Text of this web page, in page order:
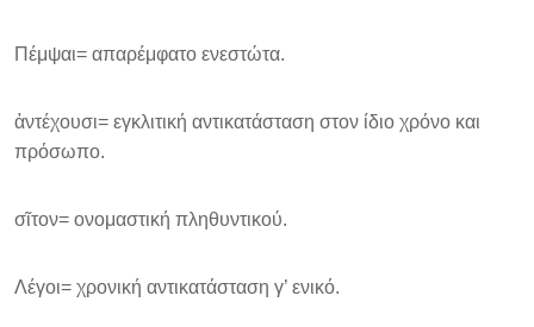
Πέμψαι= απαρέμφατο ενεστώτα.
ἀντέχουσι= εγκλιτική αντικατάσταση στον ίδιο χρόνο και
πρόσωπο.
σῖτον= ονομαστική πληθυντικού.
Λέγοι= χρονική αντικατάσταση γ’ ενικό.